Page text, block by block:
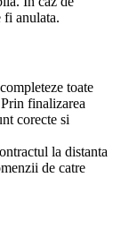
fi anulata.
toate
finalizarea
corecte si
la distanta
de catre